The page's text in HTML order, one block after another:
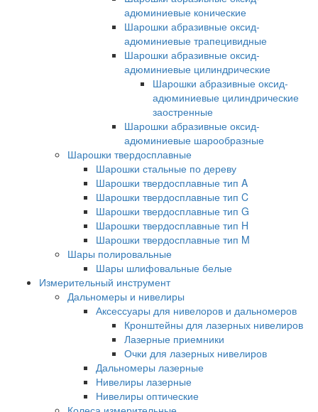
адюминиевые конические
Шарошки абразивные оксид-
адюминиевые трапецивидные
Шарошки абразивные оксид-
адюминиевые цилиндрические
Шарошки абразивные оксид-
адюминиевые цилиндрические
заостренные
Шарошки абразивные оксид-
адюминиевые шарообразные
Шарошки твердосплавные
Шарошки стальные по дереву
Шарошки твердосплавные тип A
Шарошки твердосплавные тип C
Шарошки твердосплавные тип G
Шарошки твердосплавные тип H
Шарошки твердосплавные тип M
Шары полировальные
Шары шлифовальные белые
Измерительный инструмент
Дальномеры и нивелиры
Аксессуары для нивелоров и дальномеров
Кронштейны для лазерных нивелиров
Лазерные приемники
Очки для лазерных нивелиров
Дальномеры лазерные
Нивелиры лазерные
Нивелиры оптические